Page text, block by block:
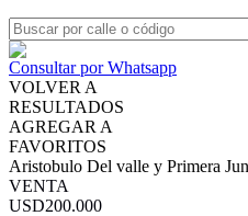
Consultar por Whatsapp
VOLVER A
RESULTADOS
AGREGAR A
FAVORITOS
Aristobulo Del valle y Primera
VENTA
USD200.000